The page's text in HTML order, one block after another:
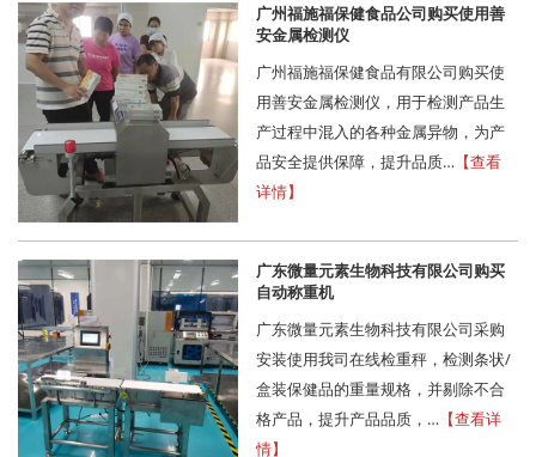
广州福施福保健食品公司购买使用善
安金属检测仪
广州福施福保健食品有限公司购买使
用善安金属检测仪，用于检测产品生
产过程中混入的各种金属异物，为产
品安全提供保障，提升品质… 【查看
详情】
广东微量元素生物科技有限公司购买
自动称重机
广东微量元素生物科技有限公司采购
安装使用我司在线检重秤，检测条状/
盒装保健品的重量规格，并剔除不合
格产品，提升产品品质，… 【查看详
情】